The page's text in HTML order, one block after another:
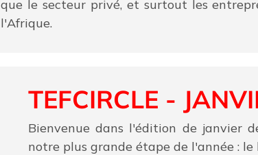
que le secteur privé, et surtout les
l'Afrique.
TEFCIRCLE -
Bienvenue dans l'édition de janvier
notre plus grande étape de l'année :